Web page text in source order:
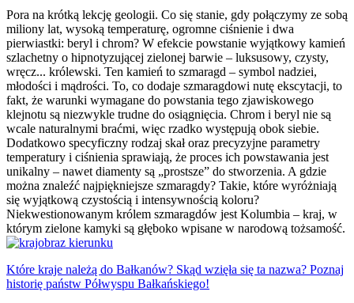
Pora na krótką lekcję geologii. Co się stanie, gdy połączymy ze sobą
miliony lat, wysoką temperaturę, ogromne ciśnienie i dwa
pierwiastki: beryl i chrom? W efekcie powstanie wyjątkowy kamień
szlachetny o hipnotyzującej zielonej barwie – luksusowy, czysty,
wręcz... królewski. Ten kamień to szmaragd – symbol nadziei,
młodości i mądrości. To, co dodaje szmaragdowi nutę ekscytacji, to
fakt, że warunki wymagane do powstania tego zjawiskowego
klejnotu są niezwykle trudne do osiągnięcia. Chrom i beryl nie są
wcale naturalnymi braćmi, więc rzadko występują obok siebie.
Dodatkowo specyficzny rodzaj skał oraz precyzyjne parametry
temperatury i ciśnienia sprawiają, że proces ich powstawania jest
unikalny – nawet diamenty są „prostsze” do stworzenia. A gdzie
można znaleźć najpiękniejsze szmaragdy? Takie, które wyróżniają
się wyjątkową czystością i intensywnością koloru?
Niekwestionowanym królem szmaragdów jest Kolumbia – kraj, w
którym zielone kamyki są głęboko wpisane w narodową tożsamość.
Które kraje należą do Bałkanów? Skąd wzięła się ta nazwa? Poznaj
historię państw Półwyspu Bałkańskiego!